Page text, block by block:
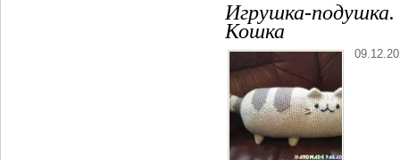
Игрушка-подушка.
Кошка